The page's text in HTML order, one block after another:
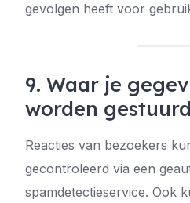
gevolgen heeft voor
9. Waar je
worden gestuurd
Reacties van bezoekers
gecontroleerd via een
spamdetectieservice. Ook